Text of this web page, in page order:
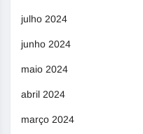
julho 2024
junho 2024
maio 2024
abril 2024
março 2024